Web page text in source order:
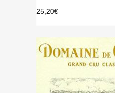
25,20€